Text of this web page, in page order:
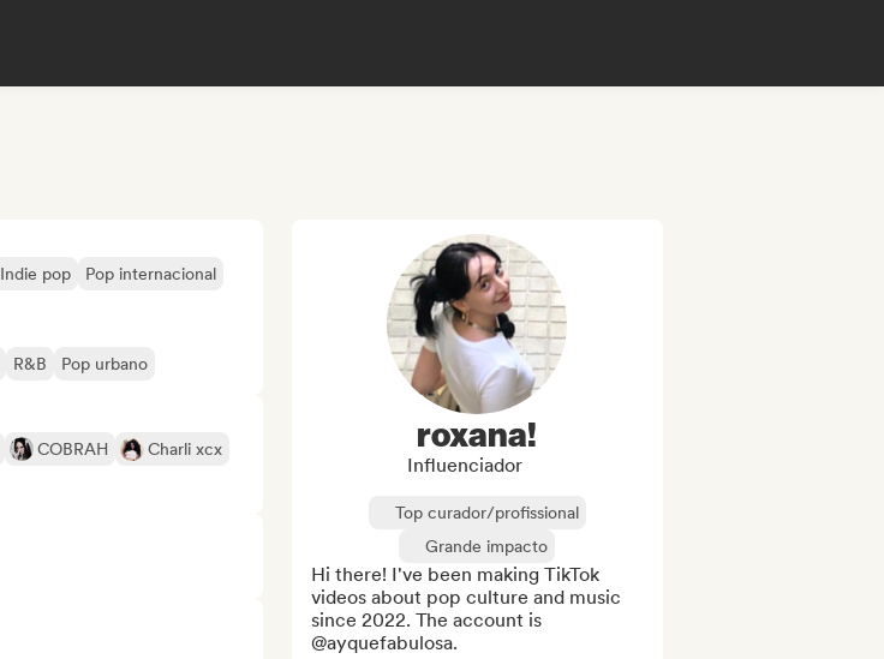
Indie pop
Pop internacional
R&B Pop urbano
COBRAH
Charli xcx
roxana!
Influenciador
Top curador/profissional
Grande impacto
Hi there! I've been making TikTok
videos about pop culture and music
since 2022. The account is
@ayquefabulosa.